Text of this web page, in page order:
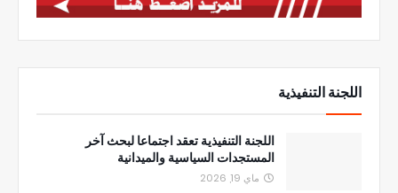
اللجنة التنفيذية
اللجنة التنفيذية تعقد اجتماعا لبحث آخر
المستجدات السياسية والميدانية
ماي 19, 2026